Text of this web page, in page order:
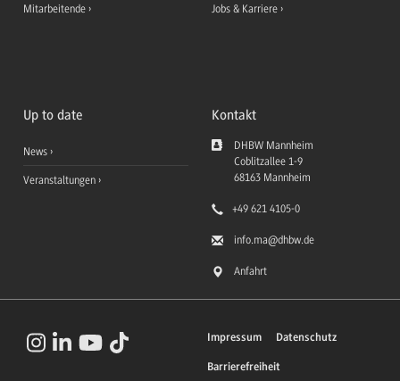
Mitarbeitende Jobs & Karriere
Up to date
News
Veranstaltungen
Kontakt
DHBW Mannheim
Coblitzallee 1-9
68163 Mannheim
+49 621 4105-0
info.ma@dhbw.de
Anfahrt
Impressum Datenschutz
Barrierefreiheit